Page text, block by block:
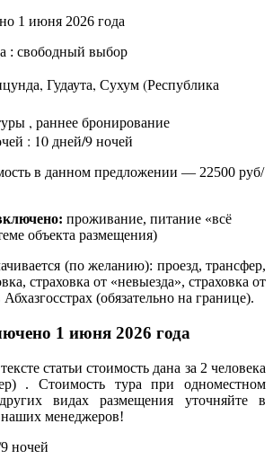
1 июня 2026 года
: свободный выбор
Гудаута, Сухум (Республика
, раннее бронирование
: 10 дней/9 ночей
в данном предложении — 22500 руб/
проживание, питание «всё
объекта размещения)
(по желанию): проезд, трансфер,
страховка от «невыезда», страховка от
(обязательно на границе).
1 июня 2026 года
статьи стоимость дана за 2 человека
. Стоимость тура при одноместном
видах размещения уточняйте в
менеджеров!
ночей